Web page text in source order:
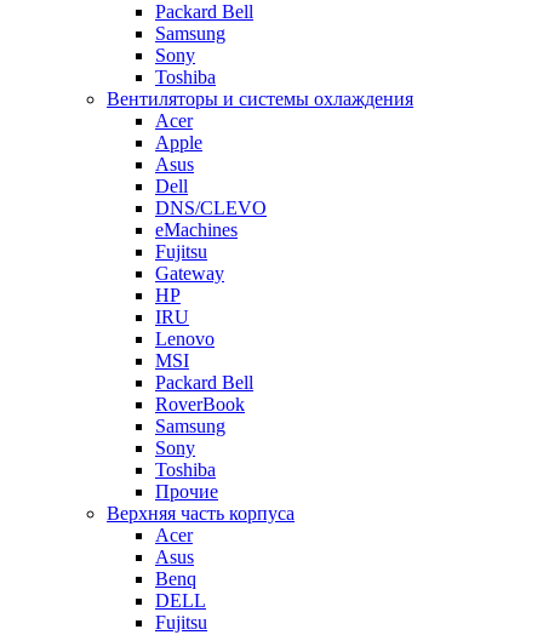
Packard Bell
Samsung
Sony
Toshiba
Вентиляторы и системы охлаждения
Acer
Apple
Asus
Dell
DNS/CLEVO
eMachines
Fujitsu
Gateway
HP
IRU
Lenovo
MSI
Packard Bell
RoverBook
Samsung
Sony
Toshiba
Прочие
Верхняя часть корпуса
Acer
Asus
Benq
DELL
Fujitsu